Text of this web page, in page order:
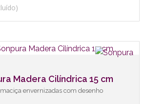
Madera Cilíndrica 15 cm
envernizadas com desenho